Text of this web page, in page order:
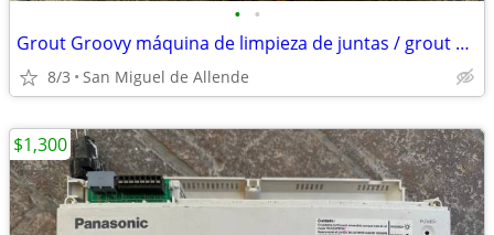
• •
Grout Groovy máquina de limpieza de juntas / grout cleaner
8/3 San Miguel de Allende
$1,300